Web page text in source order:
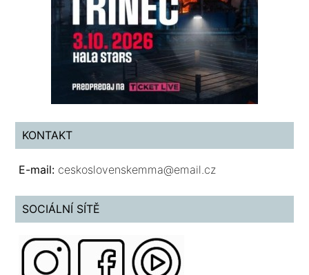
KONTAKT
E-mail: ceskoslovenskemma@email.cz
SOCIÁLNÍ SÍTĚ